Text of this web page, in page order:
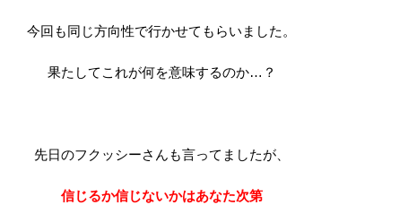
今回も同じ方向性で行かせてもらいました。
果たしてこれが何を意味するのか…？
先日のフクッシーさんも言ってましたが、
信じるか信じないかはあなた次第